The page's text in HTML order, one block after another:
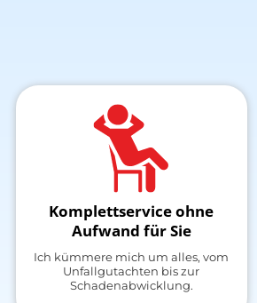
Komplettservice ohne
Aufwand für Sie
Ich kümmere mich um alles, vom
Unfallgutachten bis zur
Schadenabwicklung.